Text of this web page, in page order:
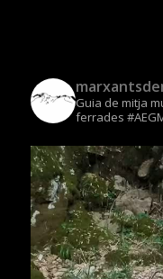
Guia de mitja
ferrades